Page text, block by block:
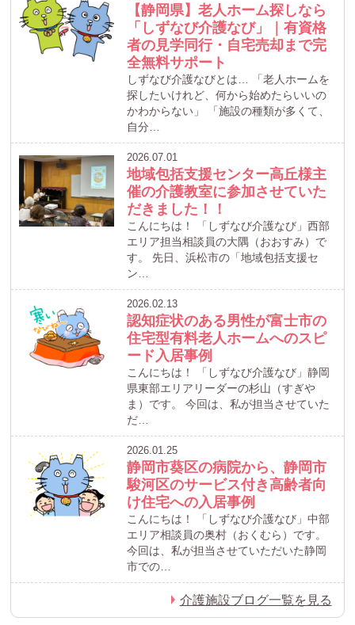
【静岡県】老人ホーム探しなら
「しずなび介護なび」｜有資格
者の見学同行・自宅売却まで完
全無料サポート
しずなび介護なびとは… 「老人ホームを
探したいけれど、何から始めたらいいの
かわからない」 「施設の種類が多くて、
自分…
2026.07.01
地域包括支援センター高丘様主
催の介護教室に参加させていた
だきました！！
こんにちは！ 「しずなび介護なび」西部
エリア担当相談員の大隅（おおすみ）で
す。 先日、浜松市の「地域包括支援セ
ン…
2026.02.13
認知症状のある男性が富士市の
住宅型有料老人ホームへのスピ
ード入居事例
こんにちは！ 「しずなび介護なび」静岡
県東部エリアリーダーの杉山（すぎや
ま）です。 今回は、私が担当させていた
だ…
2026.01.25
静岡市葵区の病院から、静岡市
駿河区のサービス付き高齢者向
け住宅への入居事例
こんにちは！ 「しずなび介護なび」中部
エリア相談員の奥村（おくむら）です。
今回は、私が担当させていただいた静岡
市での…
介護施設ブログ一覧を見る